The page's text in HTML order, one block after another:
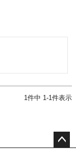
1件中 1-1件表示